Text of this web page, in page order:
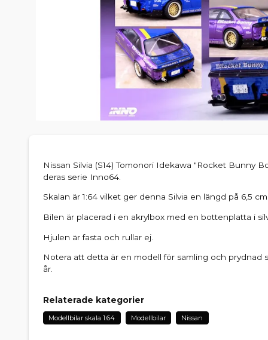
Nissan Silvia (S14) Tomonori Idekawa "Rocket Bunny
deras serie Inno64.
Skalan är 1:64 vilket ger denna Silvia en längd på 6,5 cm.
Bilen är placerad i en akrylbox med en bottenplatta i
Hjulen är fasta och rullar ej.
Notera att detta är en modell för samling och prydnad
år.
Relaterade kategorier
Modellbilar skala 1:64 Modellbilar Nissan